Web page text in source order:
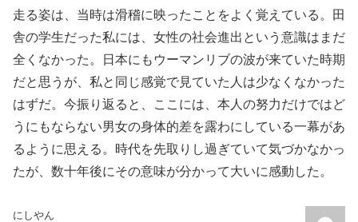
走る姿は、当時は滑稽に映ったことをよく覚えている。田
舎の学生だった私には、女性の社会進出という意識はまだ
全くなかった。日本にもウーマンリブの波が来ていた時期
だと思うが、私と同じ感覚で見ていた人は少なくなかった
はずだ。今振り返ると、ここには、本人の努力だけではど
うにもならない男女の身体的差を露わにしている一幕があ
るように思える。時代を先取りし過ぎていて気づかなかっ
たが、数十年後にその意味が分かって大いに感動した。
にしやん